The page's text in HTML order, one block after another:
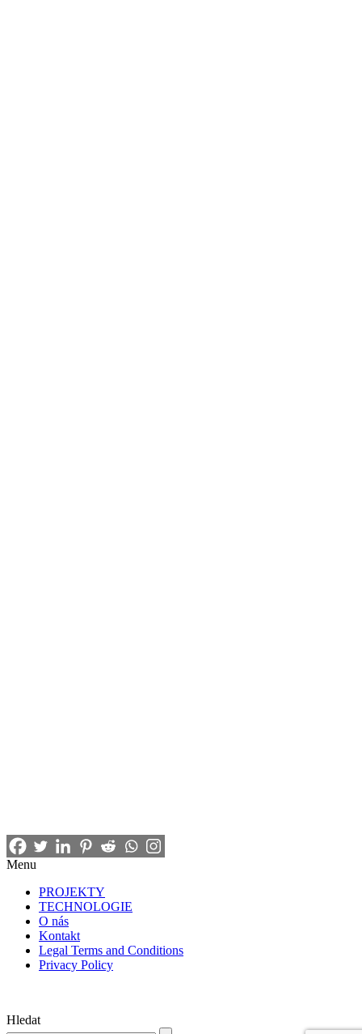
Menu
PROJEKTY
TECHNOLOGIE
O nás
Kontakt
Legal Terms and Conditions
Privacy Policy
Hledat